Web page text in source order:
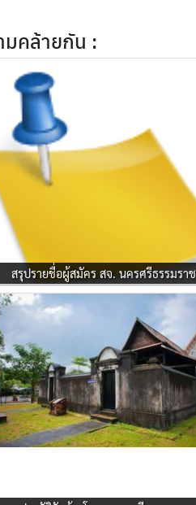
มคล้ายกัน :
สรุปรายชื่อผู้สมัคร สจ. นครศรีธรรมราช